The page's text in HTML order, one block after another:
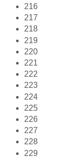
216
217
218
219
220
221
222
223
224
225
226
227
228
229